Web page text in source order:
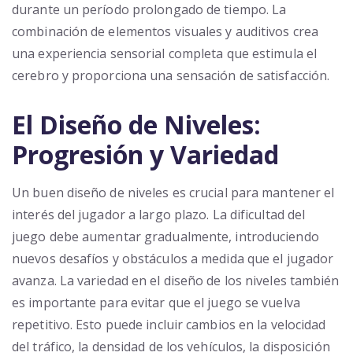
durante un período prolongado de tiempo. La
combinación de elementos visuales y auditivos crea
una experiencia sensorial completa que estimula el
cerebro y proporciona una sensación de satisfacción.
El Diseño de Niveles:
Progresión y Variedad
Un buen diseño de niveles es crucial para mantener el
interés del jugador a largo plazo. La dificultad del
juego debe aumentar gradualmente, introduciendo
nuevos desafíos y obstáculos a medida que el jugador
avanza. La variedad en el diseño de los niveles también
es importante para evitar que el juego se vuelva
repetitivo. Esto puede incluir cambios en la velocidad
del tráfico, la densidad de los vehículos, la disposición